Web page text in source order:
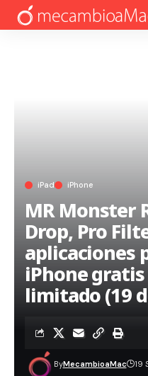
iPad iPhone
MR Monster
Drop, Pro
aplicaciones
iPhone
limitado (19
ByMecambioaMac 19